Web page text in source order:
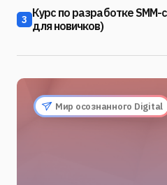
3 Курс по разработке SMM-
для новичков)
Мир осознанного Digital